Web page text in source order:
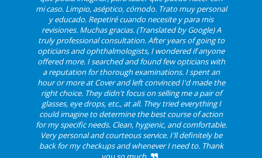
mi caso. Limpio, aséptico, cómodo. Trato muy personal
y educado. Repetiré cuando necesite y para mis
revisiones. Muchas gracias. (Translated by Google) A
truly professional consultation. After years of going to
opticians and ophthalmologists, I wondered if anyone
offered more. I searched and found few opticians with
a reputation for thorough examinations. I spent an
hour or more at Cover and left convinced I'd made the
right choice. They didn't focus on selling me a pair of
glasses, eye drops, etc., at all. They tried everything I
could imagine to determine the best course of action
for my specific needs. Clean, hygienic, and comfortable.
Very personal and courteous service. I'll definitely be
back for my checkups and whenever I need to. Thank